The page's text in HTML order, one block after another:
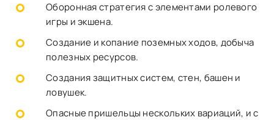
Оборонная стратегия с элементами ролевого
игры и экшена.
Создание и копание поземных ходов, добыча
полезных ресурсов.
Создания защитных систем, стен, башен и
ловушек.
Опасные пришельцы нескольких вариаций, и с